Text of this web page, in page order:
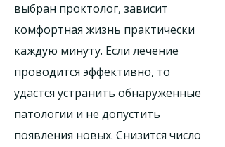
выбран проктолог, зависит
комфортная жизнь практически
каждую минуту. Если лечение
проводится эффективно, то
удастся устранить обнаруженные
патологии и не допустить
появления новых. Снизится число